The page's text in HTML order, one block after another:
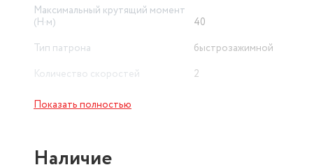
Максимальный крутящий момент
(Н·м)
40
Тип патрона
быстрозажимной
Количество скоростей
2
Подсветка
Функции
Показать полностью
Наличие